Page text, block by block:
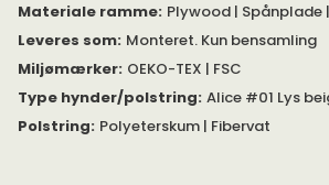
Specifikation for stoffet Alice #01
Materiale ramme: Plywood | Spånplade
Leveres som: Monteret. Kun bensamling
Miljømærker: OEKO-TEX | FSC
Type hynder/polstring: Alice #01 Lys
Polstring: Polyeterskum | Fibervat